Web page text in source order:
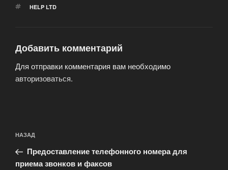
МЕТКИ
HELP LTD
Добавить комментарий
Для отправки комментария вам необходимо
авторизоваться.
по
записям
Предыдущая
запись:
НАЗАД
Предоставление телефонного номера для
приема звонков и факсов